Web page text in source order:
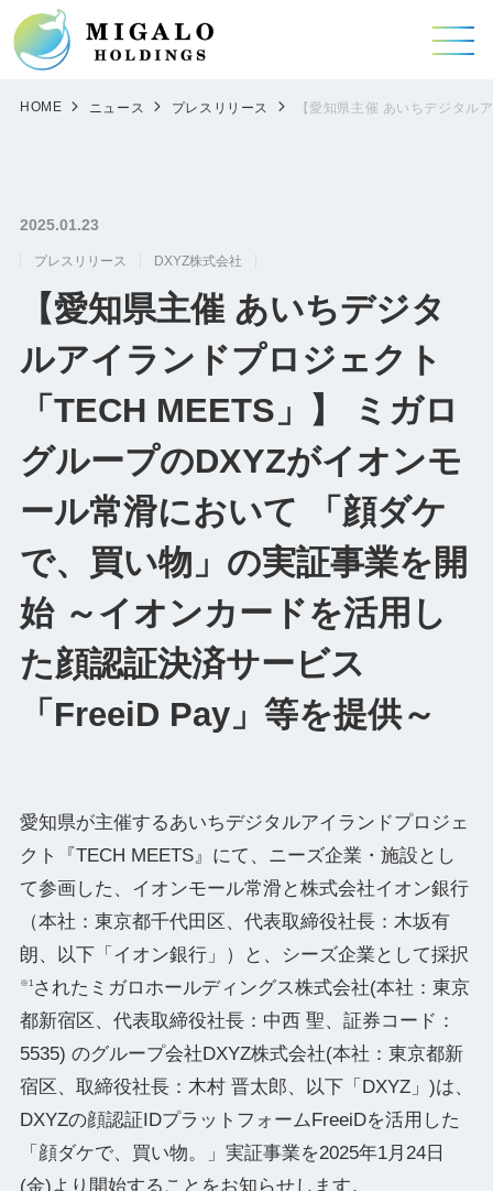
HOME ニュース プレスリリース 【愛知県主催 あいちデジタ
2025.01.23
プレスリリース DXYZ株式会社
【愛知県主催 あいちデジタ
ルアイランドプロジェクト
「TECH MEETS」】 ミガロ
グループのDXYZがイオンモ
ール常滑において 「顔ダケ
で、買い物」の実証事業を開
始 ～イオンカードを活用し
た顔認証決済サービス
「FreeiD Pay」等を提供～
愛知県が主催するあいちデジタルアイランドプロジェ
クト『TECH MEETS』にて、ニーズ企業・施設とし
て参画した、イオンモール常滑と株式会社イオン銀行
（本社：東京都千代田区、代表取締役社長：木坂有
朗、以下「イオン銀行」）と、シーズ企業として採択
※1されたミガロホールディングス株式会社(本社：東京
都新宿区、代表取締役社⻑：中⻄ 聖、証券コード：
5535) のグループ会社DXYZ株式会社(本社：東京都新
宿区、取締役社長：木村 晋太郎、以下「DXYZ」)は、
DXYZの顔認証IDプラットフォームFreeiDを活用した
「顔ダケで、買い物。」実証事業を2025年1月24日
(金)より開始することをお知らせします。